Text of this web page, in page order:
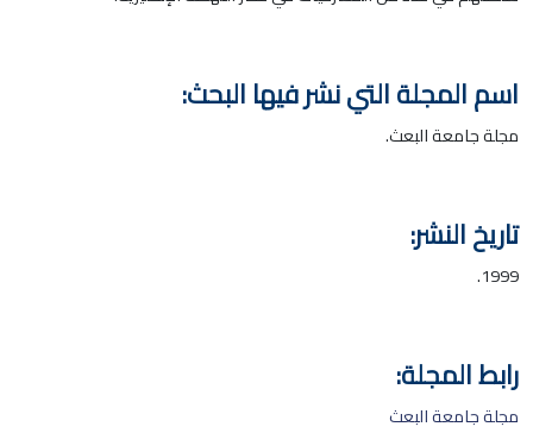
اسم المجلة التي نشر فيها البحث:
مجلة جامعة البعث.
تاريخ النشر:
1999.
رابط المجلة:
مجلة جامعة البعث